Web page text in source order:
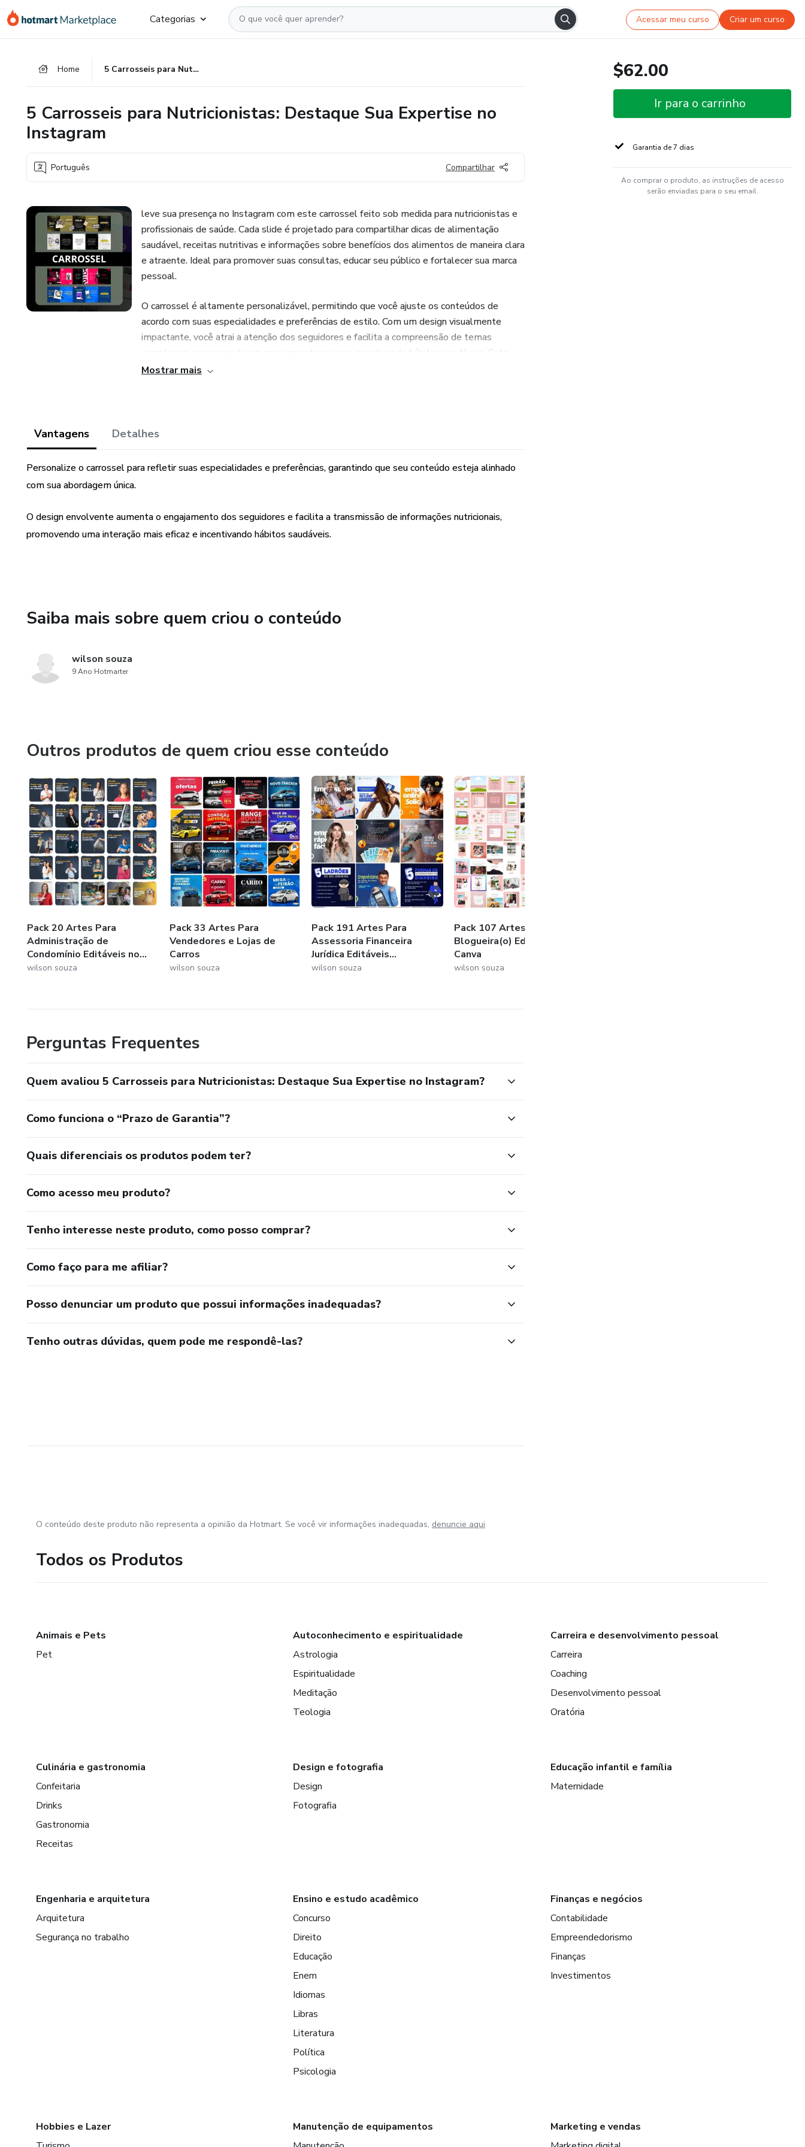
para
para
para
Categorias Acessar meu curso Criar um curso
Home 5 Carrosseis para Nutricionistas: Destaque Sua Expertise no Instagram
5 Carrosseis para Nutricionistas: Destaque Sua Expertise no
Instagram
Português Compartilhar
leve sua presença no Instagram com este carrossel feito sob medida para nutricionistas e
profissionais de saúde. Cada slide é projetado para compartilhar dicas de alimentação
saudável, receitas nutritivas e informações sobre benefícios dos alimentos de maneira clara
e atraente. Ideal para promover suas consultas, educar seu público e fortalecer sua marca
pessoal.
O carrossel é altamente personalizável, permitindo que você ajuste os conteúdos de
acordo com suas especialidades e preferências de estilo. Com um design visualmente
impactante, você atrai a atenção dos seguidores e facilita a compreensão de temas
complexos, promovendo um engajamento maior e incentivando hábitos saudáveis. Este
carrossel ajuda a criar um perfil informativo e profissional, destacando sua expertise e
Mostrar mais
Vantagens Detalhes
Personalize o carrossel para refletir suas especialidades e preferências, garantindo que seu conteúdo esteja alinhado
com sua abordagem única.
O design envolvente aumenta o engajamento dos seguidores e facilita a transmissão de informações nutricionais,
promovendo uma interação mais eficaz e incentivando hábitos saudáveis.
Saiba mais sobre quem criou o conteúdo
wilson souza
9 Ano Hotmarter
Outros produtos de quem criou esse conteúdo
Pack 20 Artes Para
Administração de
Condomínio Editáveis no...
wilson souza
Pack 33 Artes Para
Vendedores e Lojas de
Carros
wilson souza
Pack 191 Artes Para
Assessoria Financeira
Jurídica Editáveis...
wilson souza
Pack 107 Artes Para
Blogueira(o) Editaveis no
Canva
wilson souza
Perguntas Frequentes
Quem avaliou 5 Carrosseis para Nutricionistas: Destaque Sua Expertise no Instagram?
Como funciona o “Prazo de Garantia”?
Quais diferenciais os produtos podem ter?
Como acesso meu produto?
Tenho interesse neste produto, como posso comprar?
Como faço para me afiliar?
Posso denunciar um produto que possui informações inadequadas?
Tenho outras dúvidas, quem pode me respondê-las?
$62.00
Ir para o carrinho
Garantia de 7 dias
Ao comprar o produto, as instruções de acesso
serão enviadas para o seu email.
O conteúdo deste produto não representa a opinião da Hotmart. Se você vir informações inadequadas, denuncie aqui
Todos os Produtos
Animais e Pets
Pet
Autoconhecimento e espiritualidade
Astrologia
Espiritualidade
Meditação
Teologia
Carreira e desenvolvimento pessoal
Carreira
Coaching
Desenvolvimento pessoal
Oratória
Culinária e gastronomia
Confeitaria
Drinks
Gastronomia
Receitas
Design e fotografia
Design
Fotografia
Educação infantil e família
Maternidade
Engenharia e arquitetura
Arquitetura
Segurança no trabalho
Ensino e estudo acadêmico
Concurso
Direito
Educação
Enem
Idiomas
Libras
Literatura
Política
Psicologia
Finanças e negócios
Contabilidade
Empreendedorismo
Finanças
Investimentos
Hobbies e Lazer
Manutenção de equipamentos
Marketing e vendas